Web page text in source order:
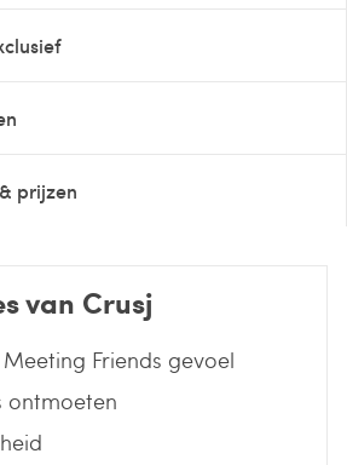
prijzen
van Crusj
Friends gevoel
ontmoeten